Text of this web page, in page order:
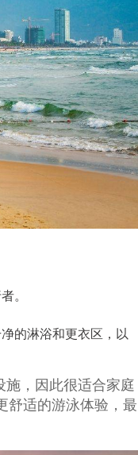
。
的淋浴和更衣区，以
施，因此很适合家庭
舒适的游泳体验，最